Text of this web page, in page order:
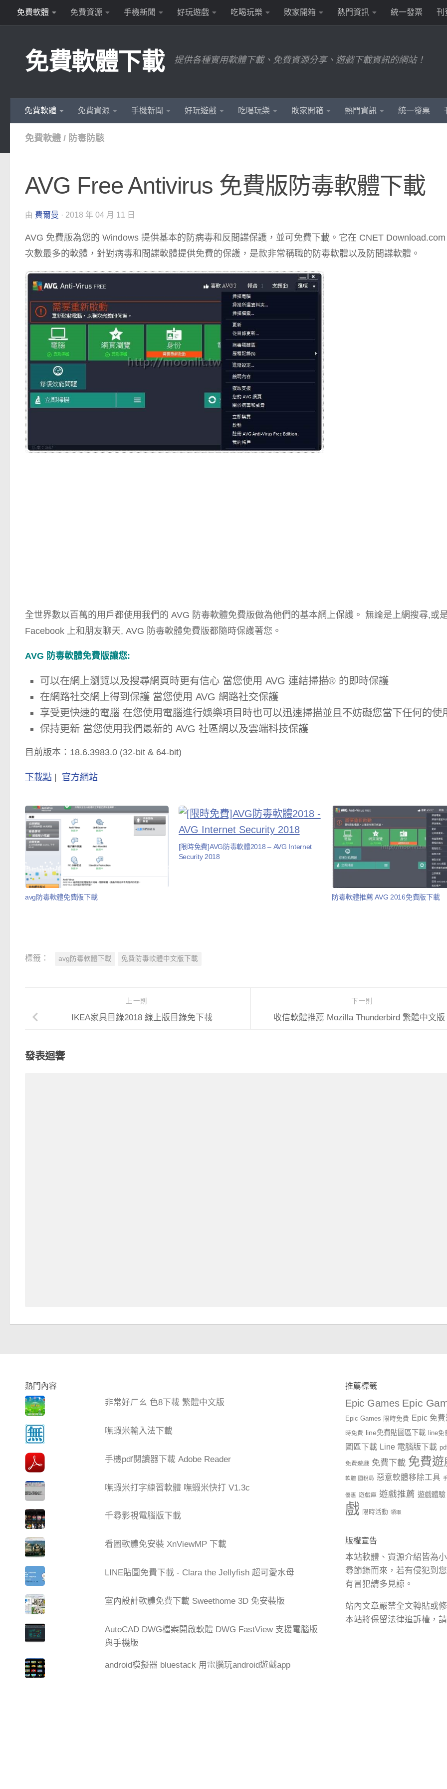
Skip to content
免費軟體 免費資源 手機新聞 好玩遊戲 吃喝玩樂 敗家開箱 熱門資訊 統一發票 刊
免費軟體下載 提供各種實用軟體下載、免費資源分享、遊戲下載資訊的網站！
免費軟體 免費資源 手機新聞 好玩遊戲 吃喝玩樂 敗家開箱 熱門資訊 統一發票
免費軟體 / 防毒防駭
AVG Free Antivirus 免費版防毒軟體下載
由 費爾曼 · 2018 年 04 月 11 日
AVG 免費版為您的 Windows 提供基本的防病毒和反間諜保護，並可免費下載。它在 CNET
次數最多的軟體，針對病毒和間諜軟體提供免費的保護，是款非常稱職的防毒軟體以及防間諜軟體。
全世界數以百萬的用戶都使用我們的 AVG 防毒軟體免費版做為他們的基本網上保護。 無論是上網搜尋,或
Facebook 上和朋友聊天, AVG 防毒軟體免費版都隨時保護著您。
AVG 防毒軟體免費版讓您:
可以在網上瀏覽以及搜尋網頁時更有信心 當您使用 AVG 連結掃描® 的即時保護
在網路社交網上得到保護 當您使用 AVG 網路社交保護
享受更快速的電腦 在您使用電腦進行娛樂項目時也可以迅速掃描並且不妨礙您當下任何的使
保持更新 當您使用我們最新的 AVG 社區網以及雲端科技保護
目前版本：18.6.3983.0 (32-bit & 64-bit)
下載點 官方網站
avg防毒軟體免費版下載
[限時免費]AVG防毒軟體2018 – AVG Internet
Security 2018
防毒軟體推薦 AVG 2016免費版下載
標籤： avg防毒軟體下載 免費防毒軟體中文版下載
下一則
收信軟體推薦 Mozilla Thunderbird 繁體中文版
上一則
IKEA家具目錄2018 線上版目錄免下載
發表迴響
熱門內容
非常好ㄏㄠ 色8下載 繁體中文版
嘸蝦米輸入法下載
手機pdf閱讀器下載 Adobe Reader
嘸蝦米打字練習軟體 嘸蝦米快打 V1.3c
千尋影視電腦版下載
看圖軟體免安裝 XnViewMP 下載
LINE貼圖免費下載 - Clara the Jellyfish 超可愛水母
室內設計軟體免費下載 Sweethome 3D 免安裝版
AutoCAD DWG檔案開啟軟體 DWG FastView 支援電腦版
與手機版
android模擬器 bluestack 用電腦玩android遊戲app
推薦標籤
Epic Games Epic
Epic Games 限時免費 Epic 免
時免費 line免費貼圖區下載 line
圖區下載 Line 電腦版下載
免費遊戲 免費下載 免費遊
軟體 國稅局 惡意軟體移除工具
優惠 遊戲庫 遊戲推薦 遊戲體驗
戲 限時活動 領取
版權宣告
本站軟體、資源介紹皆為
尋節錄而來，若有侵犯到
有冒犯請多見諒。
站內文章嚴禁全文轉貼或
本站將保留法律追訴權，